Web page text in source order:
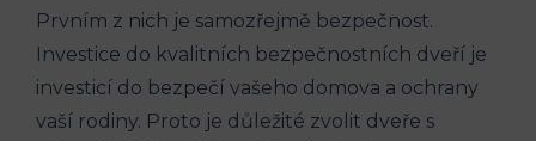
Prvním z nich je samozřejmě bezpečnost.
Investice do kvalitních bezpečnostních dveří je
investicí do bezpečí vašeho domova a ochrany
vaší rodiny. Proto je důležité zvolit dveře s